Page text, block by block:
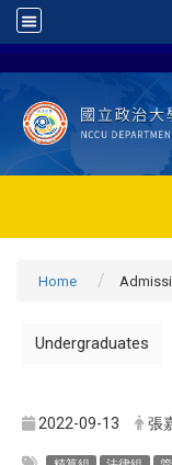
Home
Undergraduates
2022-09-13 張